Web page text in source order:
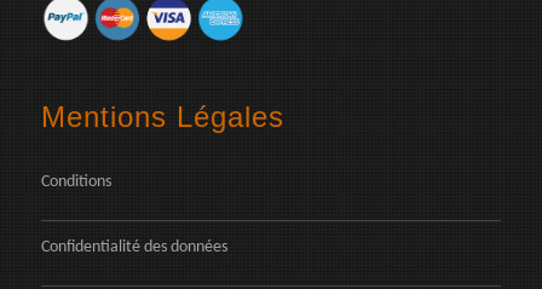
Mentions Légales
Conditions
Confidentialité des données